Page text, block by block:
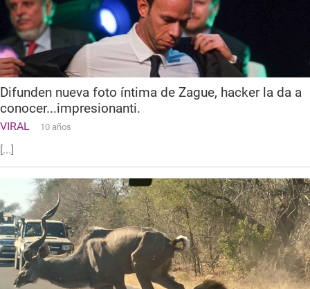
Difunden nueva foto íntima de Zague, hacker la da a
conocer...impresionanti.
VIRAL 10 años
[...]